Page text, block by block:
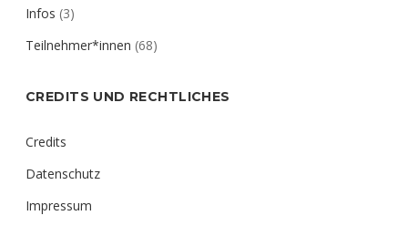
Infos (3)
Teilnehmer*innen (68)
CREDITS UND RECHTLICHES
Credits
Datenschutz
Impressum